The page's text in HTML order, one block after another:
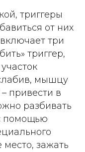
триггеры
от них
три
триггер,
мышцу
привести в
разбивать
помощью
зажать